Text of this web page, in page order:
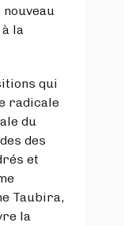
nouveau
la
qui
radicale
du
des
et
Taubira,
la